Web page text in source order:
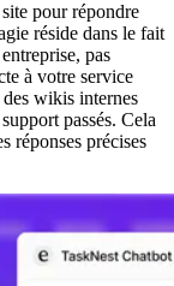
pour répondre
réside dans le fait
pas
à votre service
des wikis internes
passés. Cela
réponses précises